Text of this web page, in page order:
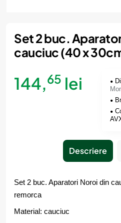
Momentan indisponibil
Set 2 buc.
cauciuc (40 x
144,65 lei
Descriere
Set 2 buc. Aparatori Noroi din
remorca
Material: cauciuc